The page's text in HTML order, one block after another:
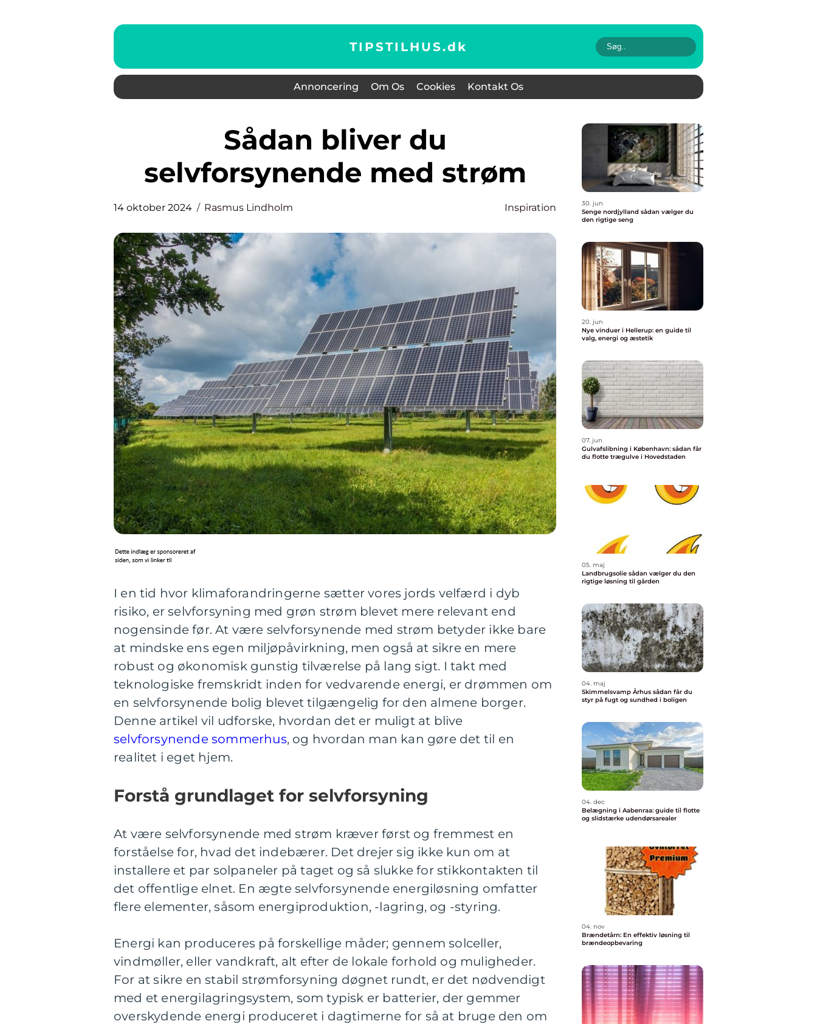
TIPSTILHUS.dk
Annoncering Om Os Cookies Kontakt Os
Sådan bliver du
selvforsynende med strøm
14 oktober 2024 Rasmus Lindholm Inspiration
I en tid hvor klimaforandringerne sætter vores jords velfærd i dyb
risiko, er selvforsyning med grøn strøm blevet mere relevant end
nogensinde før. At være selvforsynende med strøm betyder ikke bare
at mindske ens egen miljøpåvirkning, men også at sikre en mere
robust og økonomisk gunstig tilværelse på lang sigt. I takt med
teknologiske fremskridt inden for vedvarende energi, er drømmen om
en selvforsynende bolig blevet tilgængelig for den almene borger.
Denne artikel vil udforske, hvordan det er muligt at blive
selvforsynende sommerhus, og hvordan man kan gøre det til en
realitet i eget hjem.
Forstå grundlaget for selvforsyning
At være selvforsynende med strøm kræver først og fremmest en
forståelse for, hvad det indebærer. Det drejer sig ikke kun om at
installere et par solpaneler på taget og så slukke for stikkontakten til
det offentlige elnet. En ægte selvforsynende energiløsning omfatter
flere elementer, såsom energiproduktion, -lagring, og -styring.
Energi kan produceres på forskellige måder; gennem solceller,
vindmøller, eller vandkraft, alt efter de lokale forhold og muligheder.
For at sikre en stabil strømforsyning døgnet rundt, er det nødvendigt
med et energilagringsystem, som typisk er batterier, der gemmer
overskydende energi produceret i dagtimerne for så at bruge den om
30. jun
Senge nordjylland sådan vælger du
den rigtige seng
20. jun
Nye vinduer i Hellerup: en guide til
valg, energi og æstetik
07. jun
Gulvafslibning i København: sådan får
du flotte trægulve i Hovedstaden
05. maj
Landbrugsolie sådan vælger du den
rigtige løsning til gården
04. maj
Skimmelsvamp Århus sådan får du
styr på fugt og sundhed i boligen
04. dec
Belægning i Aabenraa: guide til flotte
og slidstærke udendørsarealer
04. nov
Brændetårn: En effektiv løsning til
brændeopbevaring